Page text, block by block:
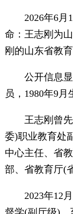
2026年6月
命：王志刚为
刚的山东省教
公开信息显
员，1980年9月
王志刚曾先
委)职业教育处
中心主任、省
部、省教育厅(
2023年12月